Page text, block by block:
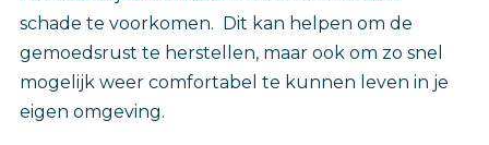
schade te voorkomen. Dit kan helpen om de
gemoedsrust te herstellen, maar ook om zo snel
mogelijk weer comfortabel te kunnen leven in je
eigen omgeving.